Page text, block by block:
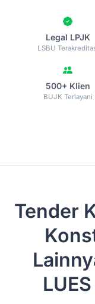
Legal LPJK
LSBU
500+ Klien
BUJK Terlayani
Tender
LUES